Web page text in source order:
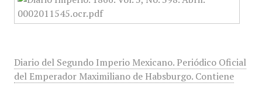
Diario del Segundo Imperio Mexicano. Periódico Oficial
del Emperador Maximiliano de Habsburgo. Contiene